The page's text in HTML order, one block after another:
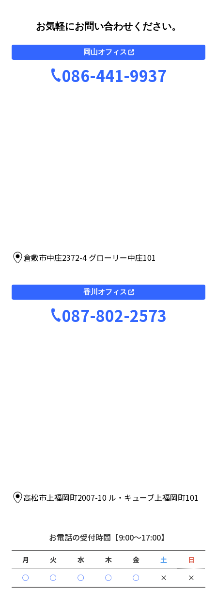
お気軽にお問い合わせください。
岡山オフィス
086-441-9937
倉敷市中庄2372-4 グローリー中庄101
香川オフィス
087-802-2573
高松市上福岡町2007-10 ル・キューブ上福岡町101
お電話の受付時間 【9:00～17:00】
月 火 水 木 金 土
日
○
○ ○ ○ ○ × ×